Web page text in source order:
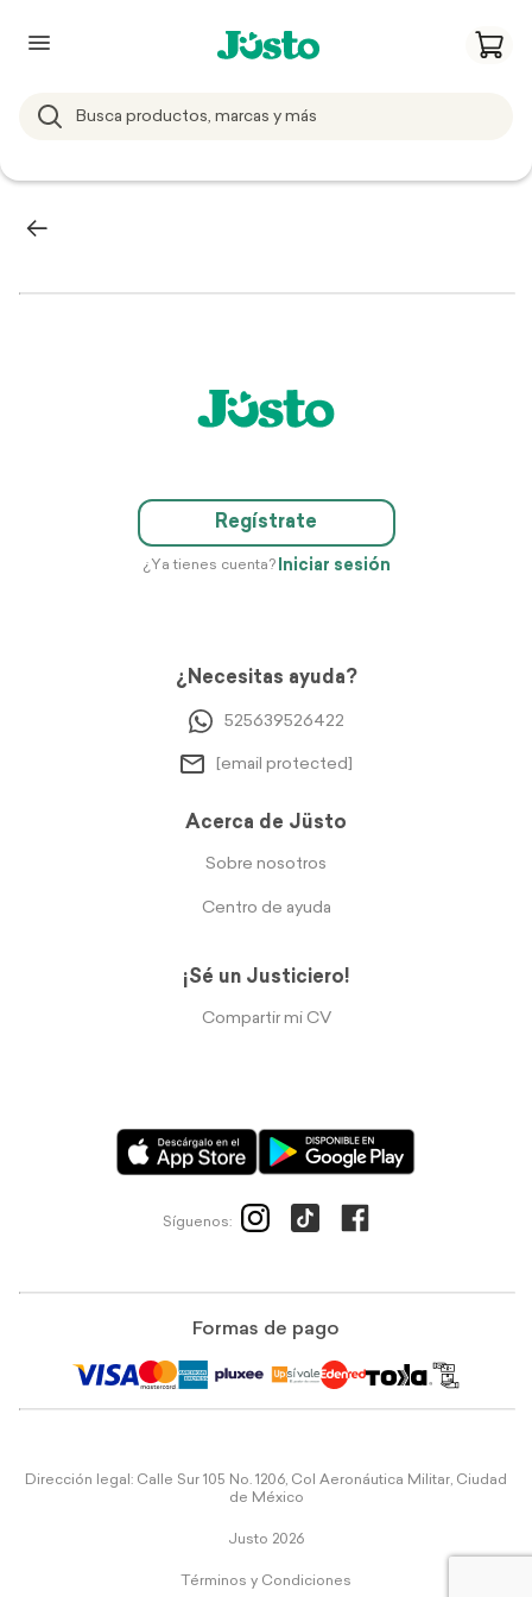
Regístrate
¿Ya tienes cuenta? Iniciar sesión
¿Necesitas ayuda?
525639526422
[email protected]
Acerca de Jüsto
Sobre nosotros
Centro de ayuda
¡Sé un Justiciero!
Compartir mi CV
Síguenos:
Formas de pago
Dirección legal: Calle Sur 105 No. 1206, Col Aeronáutica Militar, Ciudad
de México
Justo 2026
Términos y Condiciones